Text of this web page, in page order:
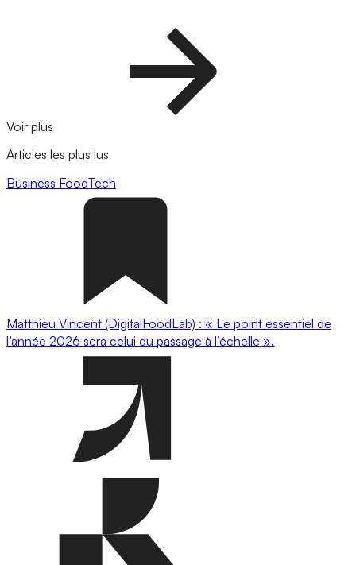
Voir plus
Articles les plus lus
Business FoodTech
Matthieu Vincent (DigitalFoodLab) : « Le point essentiel de
l’année 2026 sera celui du passage à l’échelle ».